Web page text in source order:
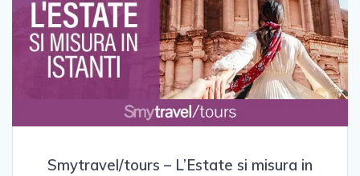
Smytravel/tours – L’Estate si misura in